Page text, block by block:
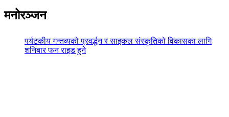
मनोरञ्जन
पर्यटकीय गन्तव्यको प्रवर्द्धन र साइकल संस्कृतिको विकासका लागि
शनिबार फन राइड हुने